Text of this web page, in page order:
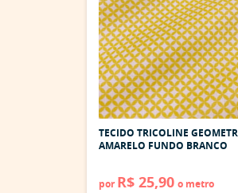
TECIDO TRICOLINE
AMARELO FUNDO BRANCO
por R$ 25,90 o metro